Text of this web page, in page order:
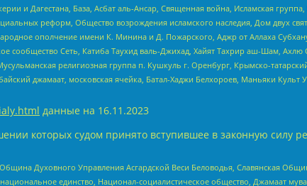
и Дагестана, База, Асбат аль-Ансар, Священная война, Исламская
реформ, Общество возрождения исламского наследия, Дом двух
ополчение имени К. Минина и Д. Пожарского, Аджр от Аллаха
сообщество Сеть, Катиба Таухид валь-Джихад, Хайят Тахрир аш-Шам,
религиозная группа п. Кушкуль г. Оренбург, Крымско-
джамаат, московская ячейка, Батал-Хаджи Белхороев, Маньяки
данные на 16.11.2023
которых судом принято вступившее в законную силу
Духовного Управления Асгардской Веси Беловодья, Славянская
единство, Национал-социалистическое общество, Джамаат